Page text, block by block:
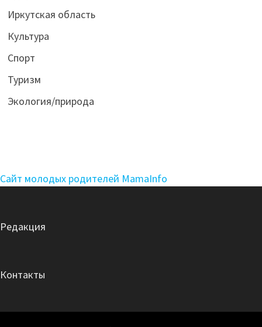
Иркутская область
Культура
Спорт
Туризм
Экология/природа
Сайт молодых родителей MamaInfo
Редакция
Контакты